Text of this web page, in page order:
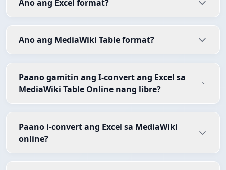
Ano ang Excel format?
Ano ang MediaWiki Table format?
Paano gamitin ang I-convert ang Excel sa
MediaWiki Table Online nang libre?
Paano i-convert ang Excel sa MediaWiki
online?